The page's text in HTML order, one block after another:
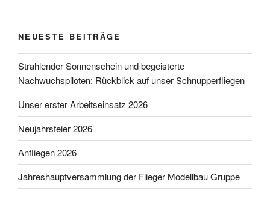
NEUESTE BEITRÄGE
Strahlender Sonnenschein und begeisterte
Nachwuchspiloten: Rückblick auf unser Schnupperfliegen
Unser erster Arbeitseinsatz 2026
Neujahrsfeier 2026
Anfliegen 2026
Jahreshauptversammlung der Flieger Modellbau Gruppe